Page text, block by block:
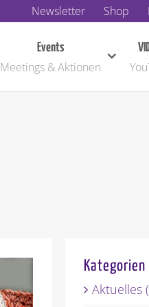
Newsletter Shop
Events
Meetings & Aktionen
Kategorien
Aktuelles